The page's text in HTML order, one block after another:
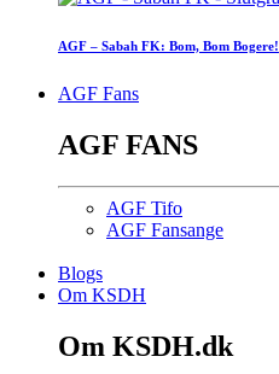
AGF – Sabah FK: Bom, Bom Bogere!
AGF Fans
AGF FANS
AGF Tifo
AGF Fansange
Blogs
Om KSDH
Om KSDH.dk